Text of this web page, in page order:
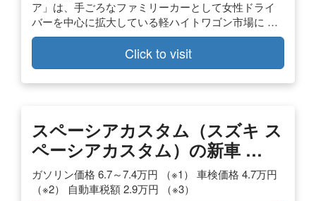
ア」は、手ごろなファミリーカーとして女性ドライ
バーを中心に拡大している軽ハイトワゴン市場に …
Click to visit
スペーシアカスタム（スズキ ス
ペーシアカスタム）の新車 …
ガソリン価格 6.7～7.4万円 （※1） 車検価格 4.7万円
（※2） 自動車税額 2.9万円 （※3）